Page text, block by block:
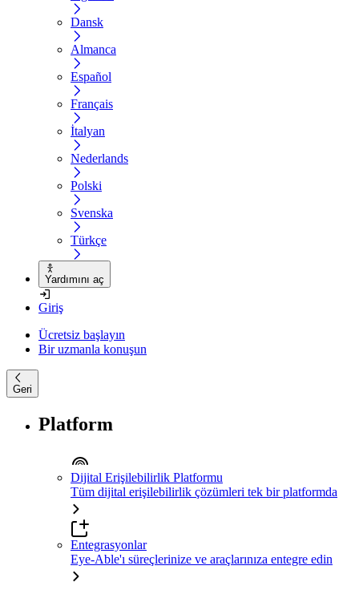
Dansk
Almanca
Español
Français
İtalyan
Nederlands
Polski
Svenska
Türkçe
Yardımını aç
Giriş
Ücretsiz başlayın
Bir uzmanla konuşun
Geri
Platform
Dijital Erişilebilirlik Platformu
Tüm dijital erişilebilirlik çözümleri tek bir platformda
Entegrasyonlar
Eye-Able'ı süreçlerinize ve araçlarınıza entegre edin